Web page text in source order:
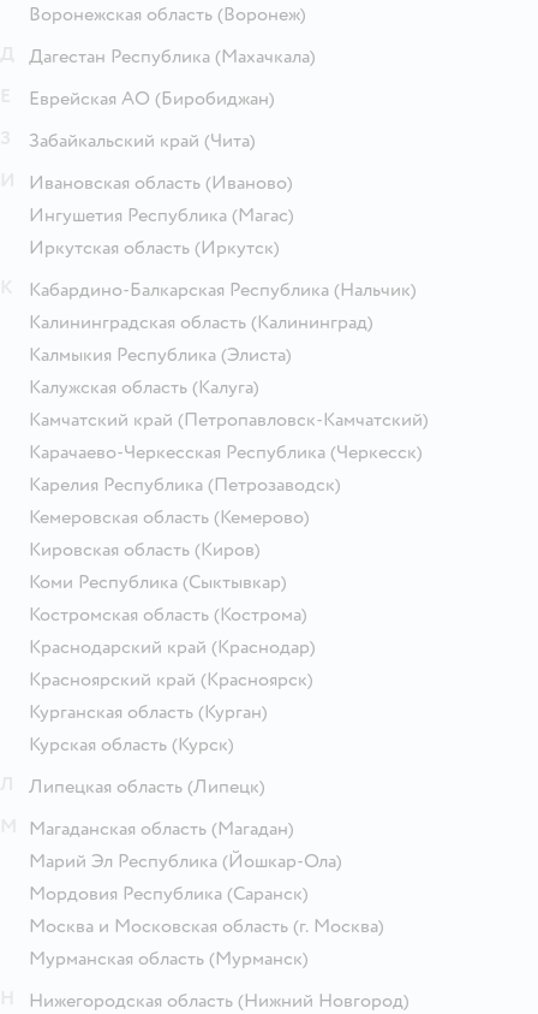
Воронежская область (Воронеж)
Дагестан Республика (Махачкала)
Еврейская АО (Биробиджан)
Забайкальский край (Чита)
Ивановская область (Иваново)
Ингушетия Республика (Магас)
Иркутская область (Иркутск)
Кабардино-Балкарская Республика (Нальчик)
Калининградская область (Калининград)
Калмыкия Республика (Элиста)
Калужская область (Калуга)
Камчатский край (Петропавловск-Камчатский)
Карачаево-Черкесская Республика (Черкесск)
Карелия Республика (Петрозаводск)
Кемеровская область (Кемерово)
Кировская область (Киров)
Коми Республика (Сыктывкар)
Костромская область (Кострома)
Краснодарский край (Краснодар)
Красноярский край (Красноярск)
Курганская область (Курган)
Курская область (Курск)
Липецкая область (Липецк)
Магаданская область (Магадан)
Марий Эл Республика (Йошкар-Ола)
Мордовия Республика (Саранск)
Москва и Московская область (г. Москва)
Мурманская область (Мурманск)
Нижегородская область (Нижний Новгород)